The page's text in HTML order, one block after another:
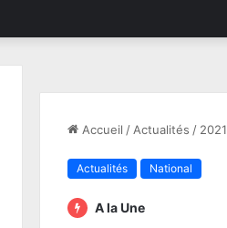
Accueil / Actualités /
Actualités National
A la Une